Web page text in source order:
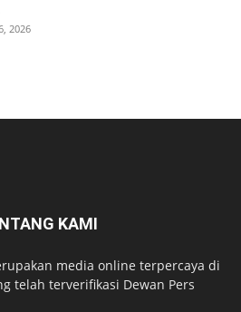
2026
KAMI
media online terpercaya di
telah terverifikasi Dewan Pers